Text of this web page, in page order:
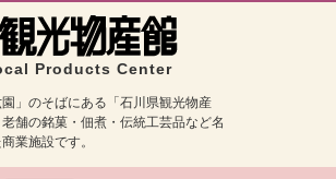
Products Center
」のそばにある「石川県観光物産
舗の銘菓・佃煮・伝統工芸品など名
業施設です。